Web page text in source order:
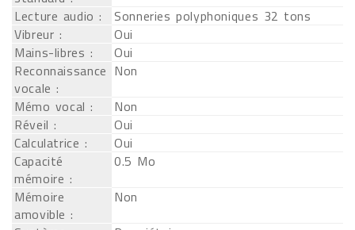
Lecture audio :
Sonneries polyphoniques 32 tons
Vibreur :
Oui
Mains-libres :
Oui
Reconnaissance
vocale :
Non
Mémo vocal :
Non
Réveil :
Oui
Calculatrice :
Oui
Capacité
mémoire :
0.5 Mo
Mémoire
amovible :
Non